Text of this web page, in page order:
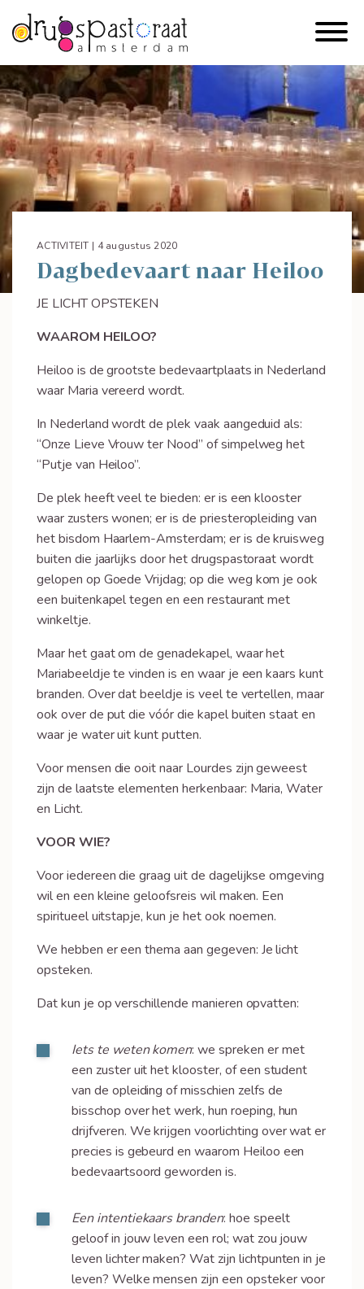
ACTIVITEIT | 4 augustus 2020
Dagbedevaart naar Heiloo
JE LICHT OPSTEKEN
WAAROM HEILOO?
Heiloo is de grootste bedevaartplaats in Nederland
waar Maria vereerd wordt.
In Nederland wordt de plek vaak aangeduid als:
“Onze Lieve Vrouw ter Nood” of simpelweg het
“Putje van Heiloo”.
De plek heeft veel te bieden: er is een klooster
waar zusters wonen; er is de priesteropleiding van
het bisdom Haarlem-Amsterdam; er is de kruisweg
buiten die jaarlijks door het drugspastoraat wordt
gelopen op Goede Vrijdag; op die weg kom je ook
een buitenkapel tegen en een restaurant met
winkeltje.
Maar het gaat om de genadekapel, waar het
Mariabeeldje te vinden is en waar je een kaars kunt
branden. Over dat beeldje is veel te vertellen, maar
ook over de put die vóór die kapel buiten staat en
waar je water uit kunt putten.
Voor mensen die ooit naar Lourdes zijn geweest
zijn de laatste elementen herkenbaar: Maria, Water
en Licht.
VOOR WIE?
Voor iedereen die graag uit de dagelijkse omgeving
wil en een kleine geloofsreis wil maken. Een
spiritueel uitstapje, kun je het ook noemen.
We hebben er een thema aan gegeven: Je licht
opsteken.
Dat kun je op verschillende manieren opvatten:
Iets te weten komen: we spreken er met
een zuster uit het klooster, of een student
van de opleiding of misschien zelfs de
bisschop over het werk, hun roeping, hun
drijfveren. We krijgen voorlichting over wat er
precies is gebeurd en waarom Heiloo een
bedevaartsoord geworden is.
Een intentiekaars branden: hoe speelt
geloof in jouw leven een rol; wat zou jouw
leven lichter maken? Wat zijn lichtpunten in je
leven? Welke mensen zijn een opsteker voor